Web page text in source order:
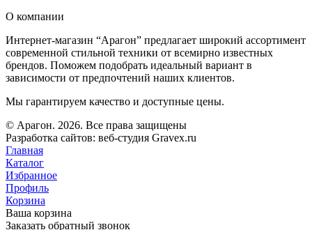
О компании
Интернет-магазин “Арагон” предлагает широкий ассортимент
современной стильной техники от всемирно известных
брендов. Поможем подобрать идеальный вариант в
зависимости от предпочтений наших клиентов.
Мы гарантируем качество и доступные цены.
© Арагон. 2026. Все права защищены
Разработка сайтов: веб-студия Gravex.ru
Главная
Каталог
Избранное
Профиль
Корзина
Ваша корзина
Заказать обратный звонок